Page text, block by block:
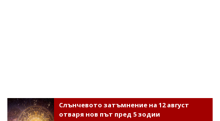
Слънчевото затъмнение на 12 август
отваря нов път пред 5 зодии